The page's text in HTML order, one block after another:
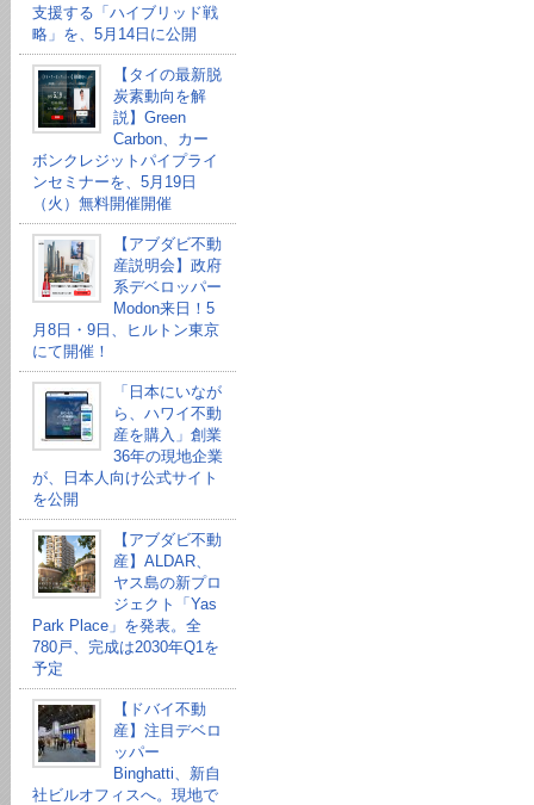
支援する「ハイブリッド戦
略」を、5月14日に公開
【タイの最新脱
炭素動向を解
説】Green
Carbon、カー
ボンクレジットパイプライ
ンセミナーを、5月19日
（火）無料開催開催
【アブダビ不動
産説明会】政府
系デベロッパー
Modon来日！5
月8日・9日、ヒルトン東京
にて開催！
「日本にいなが
ら、ハワイ不動
産を購入」創業
36年の現地企業
が、日本人向け公式サイト
を公開
【アブダビ不動
産】ALDAR、
ヤス島の新プロ
ジェクト「Yas
Park Place」を発表。全
780戸、完成は2030年Q1を
予定
【ドバイ不動
産】注目デベロ
ッパー
Binghatti、新自
社ビルオフィスへ。現地で